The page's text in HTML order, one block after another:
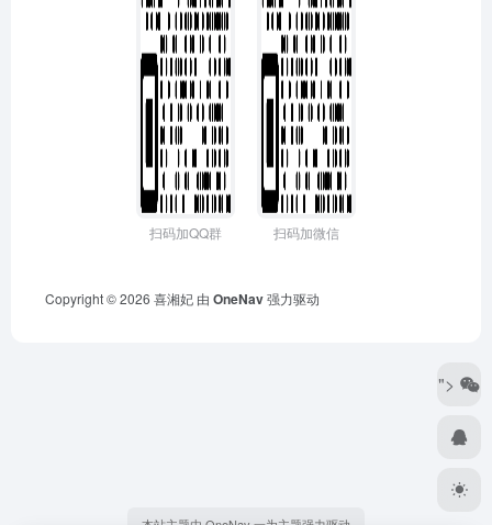
扫码加QQ群 扫码加微信
Copyright © 2026 喜湘妃 由 OneNav强力驱动
">